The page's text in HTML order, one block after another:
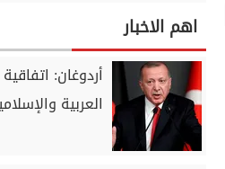
اهم الاخبار
أردوغان:
العربية